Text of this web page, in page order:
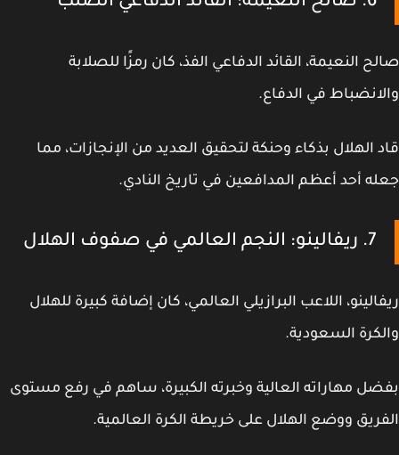
النعيمة، القائد الدفاعي الفذ، كان رمزًا للصلابة
في الدفاع.
الهلال بذكاء وحنكة لتحقيق العديد من الإنجازات، مما
أحد أعظم المدافعين في تاريخ النادي.
اللاعب البرازيلي العالمي، كان إضافة كبيرة للهلال
السعودية.
مهاراته العالية وخبرته الكبيرة، ساهم في رفع مستوى
ووضع الهلال على خريطة الكرة العالمية.